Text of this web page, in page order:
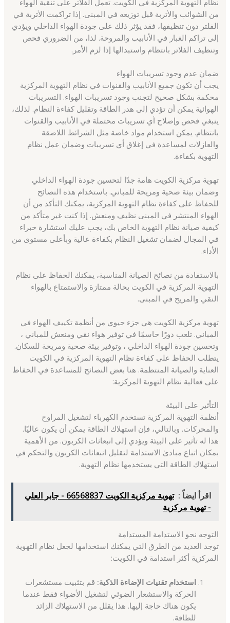
من الشوائب والأتربة قبل توزيعه في المبنى. إذا تراكمت الأتربة في
الفلتر دون تنظيفها، فقد يؤثر ذلك على جودة الهواء الداخلي ويؤدي
إلى تراكم الغبار في الأنابيب والمروحة. لذا، من الضروري فحص
وتنظيف الفلاتر بانتظام واستبدالها إذا لزم الأمر.
ضمان عدم وجود تسريبات الهواء
يجب أن تكون جميع الأنابيب والقنوات في نظام التهوية المركزية
محكمة بشكل صحيح لتجنب وجود تسريبات الهواء. التسريبات
الهوائية يمكن أن تؤدي إلى هدر الطاقة وتقليل كفاءة النظام. لذلك،
ينبغي فحص وإصلاح أي تسريبات محتملة في الأنابيب والقنوات
بانتظام. يمكن استخدام مواد خاصة مثل الشرائط اللاصقة
والعازلات لمساعدة في إغلاق أي تسريبات وضمان عمل نظام
التهوية بكفاءة.
تهوية مركزية الكويت هامة جدًا لتحسين جودة الهواء الداخلي
وضمان بيئة صحية ومريحة للمباني. باستخدام هذه النصائح
للحفاظ على كفاءة نظام التهوية المركزية، يمكنك التأكد من أن
الهواء المنتشر في المبنى نظيف ومنعش. إذا كنت غير متأكد من
كيفية صيانة نظام التهوية الخاص بك، يجب عليك استشارة خبراء
في المجال لضمان تشغيل النظام بكفاءة عالية وبأعلى مستوى من
الأداء.
بالاستفادة من نصائح الصيانة المناسبة، يمكنك الحفاظ على نظام
التهوية المركزية في الكويت بحالة ممتازة والاستمتاع بالهواء
النقي والمريح في المبنى.
تهوية مركزية الكويت هي جزء حيوي من أنظمة تكييف الهواء في
المباني. تلعب دورًا حاسمًا في توفير هواء نقي ومنعش للمباني ،
وتحسين جودة الهواء الداخلي ، وتوفير بيئة صحية ومريحة للسكان.
يتطلب الحفاظ على كفاءة نظام التهوية المركزية في الكويت
العناية والصيانة المنتظمة. هنا بعض النصائح للمساعدة في الحفاظ
على فعالية نظام التهوية المركزية:
التأثير على البيئة
أنظمة التهوية المركزية تستخدم الكهرباء لتشغيل المراوح
والمحركات. وبالتالي، فإن استهلاك الطاقة يمكن أن يكون عاليًا.
هذا له تأثير على البيئة ويؤدي إلى انبعاثات الكربون. من الأهمية
بمكان اتباع مبادئ الاستدامة لتقليل انبعاثات الكربون والتحكم في
استهلاك الطاقة التي يستخدمها نظام التهوية.
اقرأ ايضاً :
تهوية مركزية الكويت 66568837 - جابر العلي
- تهوية مركزية
التوجه نحو الاستدامة المستدامة
توجد العديد من الطرق التي يمكنك استخدامها لجعل نظام التهوية
المركزية أكثر استدامة في الكويت:
استخدام تقنيات الإضاءة الذكية: قم بتثبيت مستشعرات
الحركة والاستشعار الضوئي لتشغيل الأضواء فقط عندما
يكون هناك حاجة إليها. هذا يقلل من الاستهلاك الزائد
للطاقة.